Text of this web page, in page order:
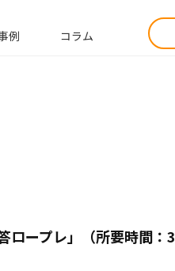
例 コラム
ロープレ」（所要時間：3